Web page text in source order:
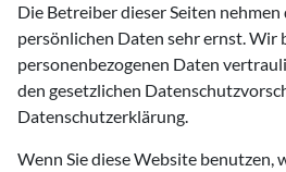
Die Betreiber dieser Seiten
persönlichen Daten sehr ernst. Wir
personenbezogenen Daten
den gesetzlichen
Datenschutzerklärung.
Wenn Sie diese Website benutzen,